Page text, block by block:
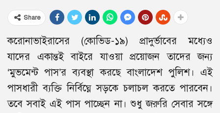
Share
করোনাভাইরাসের (কোভিড-১৯) প্রাদুর্ভাবের মধ্যেও
যাদের একান্তই বাইরে যাওয়া প্রয়োজন তাদের জন্য
‘মুভমেন্ট পাস’র ব্যবস্থা করছে বাংলাদেশ পুলিশ। এই
পাসধারী ব্যক্তি নির্বিঘ্নে সড়কে চলাচল করতে পারবেন।
তবে সবাই এই পাস পাচ্ছেন না। শুধু জরুরি সেবার সঙ্গে